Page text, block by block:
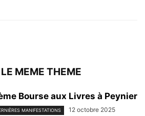
LE MEME THEME
Bourse aux Livres à Peynier
MANIFESTATIONS 12 octobre 2025